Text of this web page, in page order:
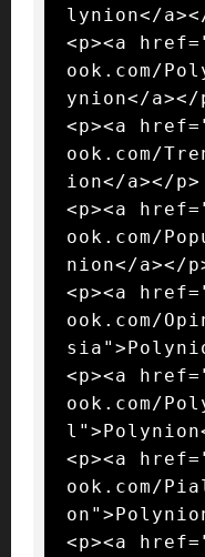
lynion</
<p><a
ook.com/
ynion</a></
<p><a
ook.com/
ion</a></p>
<p><a
ook.com/
nion</a></
<p><a
ook.com/
<p><a
ook.com/
<p><a
ook.com/
<p><a